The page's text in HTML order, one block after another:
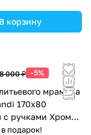
В корзину
000 ₽ -5%
мрамора
170х80
с ручками Хром
G
подарок!